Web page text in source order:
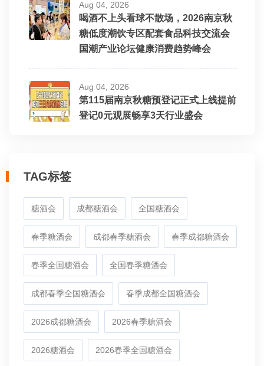
Aug 04, 2026
喝酒不上头看球不散场，2026南京秋
糖低度潮饮专区配套食品科技交流会
国潮产业论坛健康消费趋势峰会
Aug 04, 2026
第115届南京秋糖预登记正式上线提前
登记0元观展畅享3天行业盛会
TAG标签
糖酒会 成都糖酒会 全国糖酒会
春季糖酒会 成都春季糖酒会 春季成都糖酒会
春季全国糖酒会 全国春季糖酒会
成都春季全国糖酒会 春季成都全国糖酒会
2026成都糖酒会 2026春季糖酒会
2026糖酒会 2026春季全国糖酒会